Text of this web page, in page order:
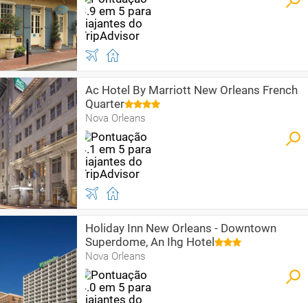
Ac Hotel By Marriott New Orleans French
Quarter
Nova Orleans
Holiday Inn New Orleans - Downtown
Superdome, An Ihg Hotel
Nova Orleans